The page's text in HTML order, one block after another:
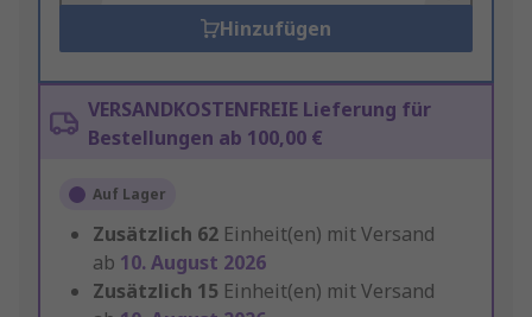
Hinzufügen
VERSANDKOSTENFREIE Lieferung für
Bestellungen ab 100,00 €
Auf Lager
Zusätzlich 62 Einheit(en) mit Versand
ab 10. August 2026
Zusätzlich 15 Einheit(en) mit Versand